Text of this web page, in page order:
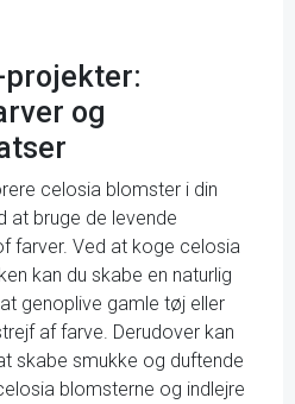
projekter:
og
celosia blomster i din
at bruge de levende
farver. Ved at koge celosia
kan du skabe en naturlig
genoplive gamle tøj eller
af farve. Derudover kan
skabe smukke og duftende
blomsterne og indlejre